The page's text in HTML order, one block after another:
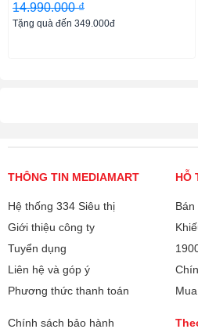
14.990.000 ₫
Tặng quà đến 349.000đ
THÔNG TIN MEDIAMART
Hệ thống 334 Siêu thị
Giới thiệu công ty
Tuyển dụng
Liên hệ và góp ý
Phương thức thanh toán
HỖ
Bán
Chính sách bảo hành